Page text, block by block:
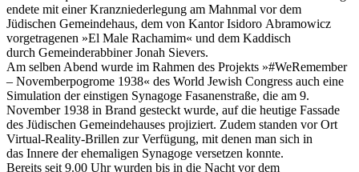
endete mit einer Kranzniederlegung am Mahnmal vor dem
Jüdischen Gemeindehaus, dem von Kantor Isidoro Abramowicz
vorgetragenen »El Male Rachamim« und dem Kaddisch
durch Gemeinderabbiner Jonah Sievers.
Am selben Abend wurde im Rahmen des Projekts »#WeRemember
– Novemberpogrome 1938« des World Jewish Congress auch eine
Simulation der einstigen Synagoge Fasanenstraße, die am 9.
November 1938 in Brand gesteckt wurde, auf die heutige Fassade
des Jüdischen Gemeindehauses projiziert. Zudem standen vor Ort
Virtual-Reality-Brillen zur Verfügung, mit denen man sich in
das Innere der ehemaligen Synagoge versetzen konnte.
Bereits seit 9.00 Uhr wurden bis in die Nacht vor dem